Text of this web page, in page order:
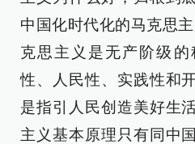
中国化时代化的马克思
克思主义是无产阶级
性、人民性、实践性和
是指引人民创造美好生
主义基本原理只有同中